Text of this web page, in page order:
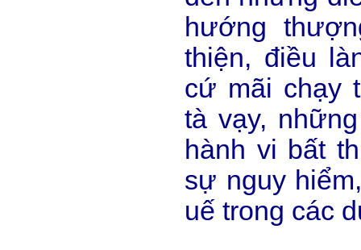
hướng
thiện, điều
cứ mãi chạy
tà vạy,
hành vi bất
sự nguy
uế trong các